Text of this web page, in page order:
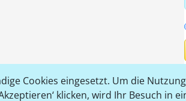
Cookies eingesetzt. Um die
klicken, wird Ihr Besuch in